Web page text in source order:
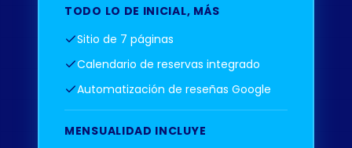
TODO LO DE INICIAL, MÁS
Sitio de 7 páginas
Calendario de reservas integrado
Automatización de reseñas Google
MENSUALIDAD INCLUYE